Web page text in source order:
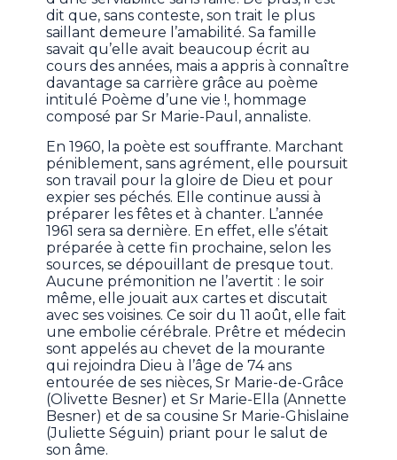
dit que, sans conteste, son trait le plus
saillant demeure l’amabilité. Sa famille
savait qu’elle avait beaucoup écrit au
cours des années, mais a appris à connaître
davantage sa carrière grâce au poème
intitulé Poème d’une vie !, hommage
composé par Sr Marie-Paul, annaliste.
En 1960, la poète est souffrante. Marchant
péniblement, sans agrément, elle poursuit
son travail pour la gloire de Dieu et pour
expier ses péchés. Elle continue aussi à
préparer les fêtes et à chanter. L’année
1961 sera sa dernière. En effet, elle s’était
préparée à cette fin prochaine, selon les
sources, se dépouillant de presque tout.
Aucune prémonition ne l’avertit : le soir
même, elle jouait aux cartes et discutait
avec ses voisines. Ce soir du 11 août, elle fait
une embolie cérébrale. Prêtre et médecin
sont appelés au chevet de la mourante
qui rejoindra Dieu à l’âge de 74 ans
entourée de ses nièces, Sr Marie-de-Grâce
(Olivette Besner) et Sr Marie-Ella (Annette
Besner) et de sa cousine Sr Marie-Ghislaine
(Juliette Séguin) priant pour le salut de
son âme.